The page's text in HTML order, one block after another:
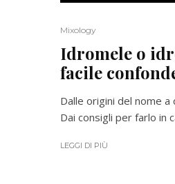
Mixology
Idromele o
facile
Dalle origini del nome
Dai consigli per farlo in
LEGGI DI PIÙ